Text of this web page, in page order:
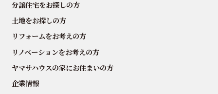
分譲住宅をお探しの方
土地をお探しの方
リフォームをお考えの方
リノベーションをお考えの方
ヤマサハウスの家にお住まいの方
企業情報